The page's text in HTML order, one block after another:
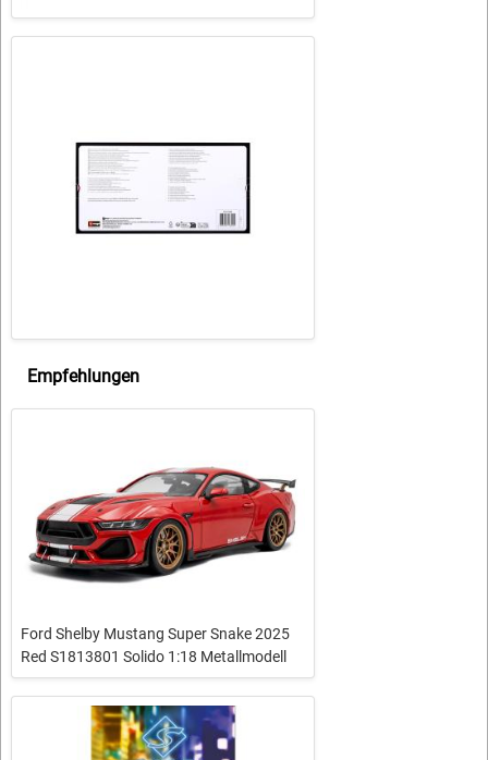
Empfehlungen
Ford Shelby Mustang Super Snake 2025
Red S1813801 Solido 1:18 Metallmodell